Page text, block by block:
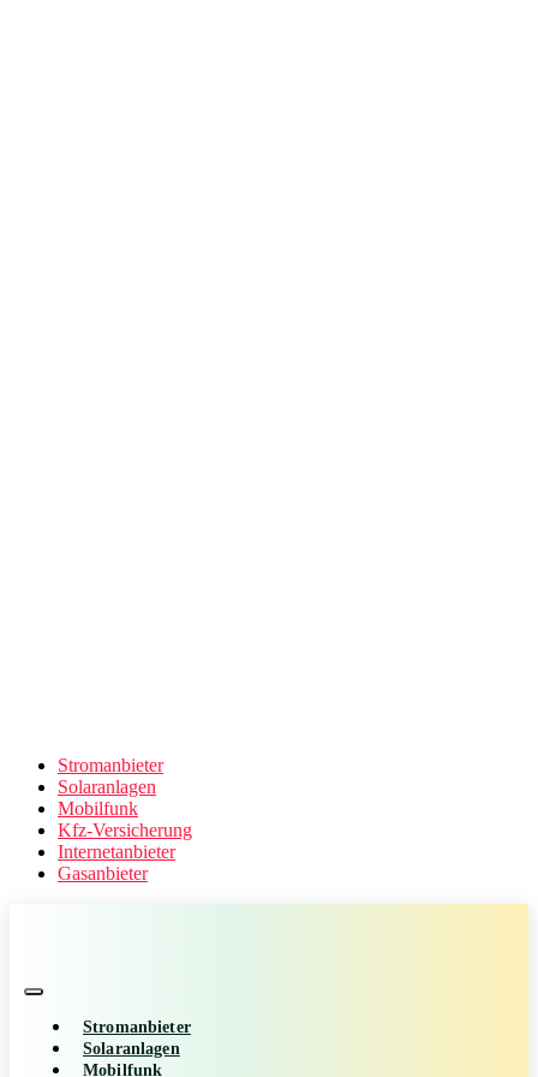
Stromanbieter
Solaranlagen
Mobilfunk
Kfz-Versicherung
Internetanbieter
Gasanbieter
Stromanbieter
Solaranlagen
Mobilfunk